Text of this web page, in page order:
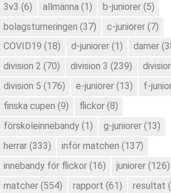
3v3 (6) allmänna (1) b-juniorer (5)
bolagsturneringen (37) c-juniorer (7)
COVID19 (18) d-juniorer (1) damer
division 2 (70) division 3 (239)
division 5 (176) e-juniorer (13) f-
finska cupen (9) flickor (8)
förskoleinnebandy (1) g-juniorer (13)
herrar (333) inför matchen (137)
innebandy för flickor (16) juniorer (126)
matcher (554) rapport (61) resultat